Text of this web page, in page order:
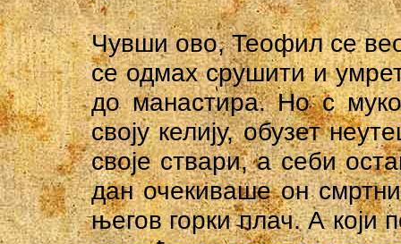
Чувши ово, Теофил се
се одмах срушити и
до манастира. Но с
своју келију, обузет
своје ствари, а себи
дан очекиваше он
његов горки плач. А који